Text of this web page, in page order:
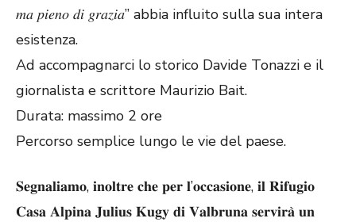
𝑚𝑎 𝑝𝑖𝑒𝑛𝑜 𝑑𝑖 𝑔𝑟𝑎𝑧𝑖𝑎” abbia influito sulla sua intera
esistenza.
Ad accompagnarci lo storico Davide Tonazzi e il
giornalista e scrittore Maurizio Bait.
Durata: massimo 2 ore
Percorso semplice lungo le vie del paese.
𝐒𝐞𝐠𝐧𝐚𝐥𝐢𝐚𝐦𝐨, 𝐢𝐧𝐨𝐥𝐭𝐫𝐞 𝐜𝐡𝐞 𝐩𝐞𝐫 𝐥’𝐨𝐜𝐜𝐚𝐬𝐢𝐨𝐧𝐞, 𝐢𝐥 𝐑𝐢𝐟𝐮𝐠𝐢𝐨
𝐂𝐚𝐬𝐚 𝐀𝐥𝐩𝐢𝐧𝐚 𝐉𝐮𝐥𝐢𝐮𝐬 𝐊𝐮𝐠𝐲 𝐝𝐢 𝐕𝐚𝐥𝐛𝐫𝐮𝐧𝐚 𝐬𝐞𝐫𝐯𝐢𝐫𝐚̀ 𝐮𝐧